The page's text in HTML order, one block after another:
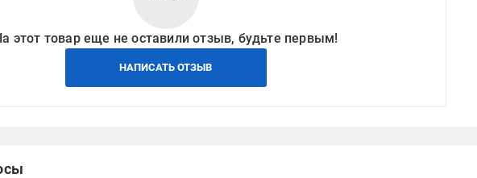
этот товар еще не оставили отзыв, будьте первым!
НАПИСАТЬ ОТЗЫВ